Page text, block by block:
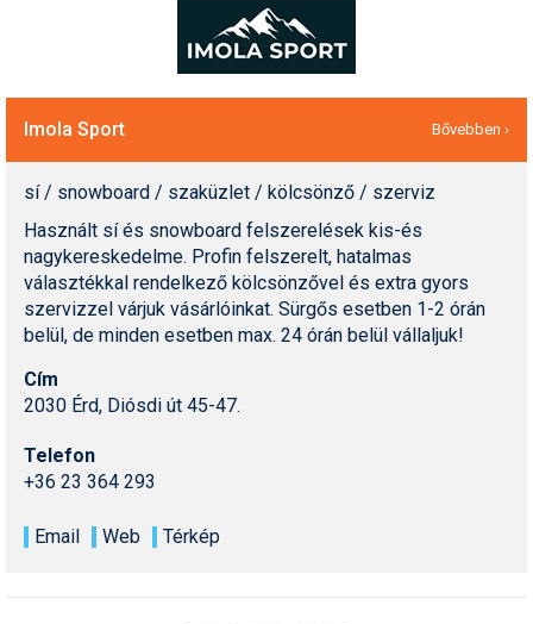
Imola Sport Bővebben ›
sí / snowboard / szaküzlet / kölcsönző / szerviz
Használt sí és snowboard felszerelések kis-és
nagykereskedelme. Profin felszerelt, hatalmas
választékkal rendelkező kölcsönzővel és extra gyors
szervizzel várjuk vásárlóinkat. Sürgős esetben 1-2 órán
belül, de minden esetben max. 24 órán belül vállaljuk!
Cím
2030 Érd, Diósdi út 45-47.
Telefon
+36 23 364 293
Email Web Térkép